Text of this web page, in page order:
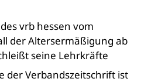
vrb hessen vom
der Altersermäßigung ab
seine Lehrkräfte
der Verbandszeitschrift ist